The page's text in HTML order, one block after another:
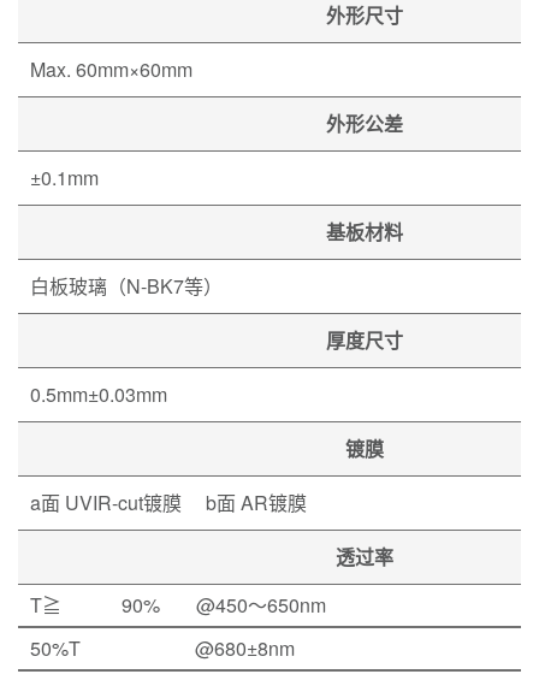
外形尺寸
Max. 60mm×60mm
外形公差
±0.1mm
基板材料
白板玻璃（N-BK7等）
厚度尺寸
0.5mm±0.03mm
镀膜
a面 UVIR-cut镀膜 b面 AR镀膜
透过率
T≧
90%
@450～650nm
50%T
@680±8nm